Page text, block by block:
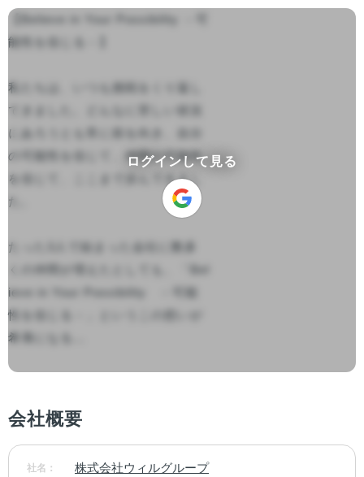
【Believe in Your Possibility －可
能性を信じる－】
私たちは、いつも挑戦をくり返し
てきました。どんなに苦しい状況
にあろうとも常に前を向き、自分
の可能性を信じて、仲間の可能性
を信じて、ここまで歩んできまし
た。
たった3人で始まった会社に数多
くの仲間が増えたとしても、「Bel
ieve in Your Possibility　－可能
性を信じる－」というこの想いが
希薄になる...
ログインして見る
会社概要
社名： 株式会社ウィルグループ